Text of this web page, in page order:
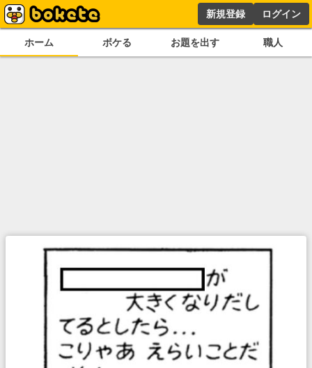
新規登録 ログイン
ホーム ボケる お題を出す 職人